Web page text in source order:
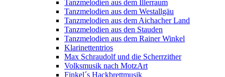
Tanzmelodien aus dem Illerraum
Tanzmelodien aus dem Westallgäu
Tanzmelodien aus dem Aichacher Land
Tanzmelodien aus den Stauden
Tanzmelodien aus dem Rainer Winkel
Klarinettentrios
Max Schraudolf und die Scherrzither
Volksmusik nach MotzArt
Finkel´s Hackbrettmusik